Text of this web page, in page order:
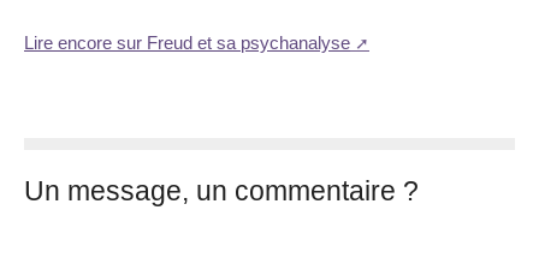
Lire encore sur Freud et sa psychanalyse
Un message, un commentaire ?